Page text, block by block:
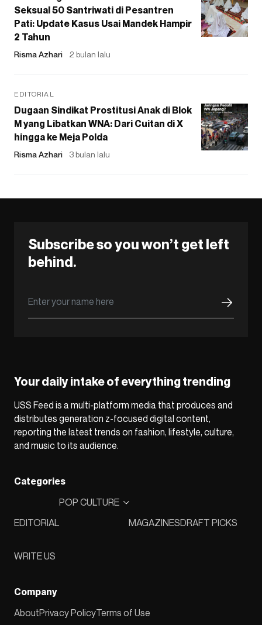
Seksual 50 Santriwati di Pesantren
Pati: Update Kasus Usai Mandek Hampir
2 Tahun
Risma Azhari 2 bulan lalu
EDITORIAL
Dugaan Sindikat Prostitusi Anak di Blok
M yang Libatkan WNA: Dari Cuitan di X
hingga ke Meja Polda
Risma Azhari 3 bulan lalu
Subscribe so you won’t get left
behind.
Your daily intake of everything trending
USS Feed is a multi-platform media that produces and
distributes generation z-focused digital content,
reporting the latest trends on fashion, lifestyle, culture,
and music to its audience.
Categories
EDITORIAL
POP CULTURE
MAGAZINESDRAFT PICKS
WRITE US
Company
AboutPrivacy PolicyTerms of Use